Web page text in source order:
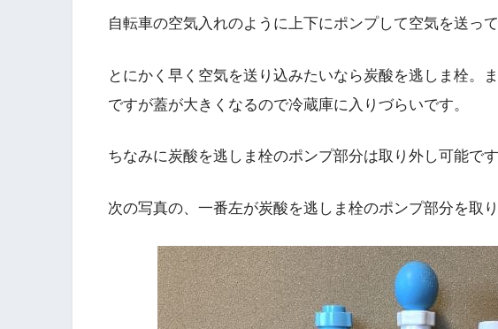
自転車の空気入れのように上下にポンプして空気を送っ
とにかく早く空気を送り込みたいなら炭酸を逃しま栓。
ですが蓋が大きくなるので冷蔵庫に入りづらいです。
ちなみに炭酸を逃しま栓のポンプ部分は取り外し可能です
次の写真の、一番左が炭酸を逃しま栓のポンプ部分を取